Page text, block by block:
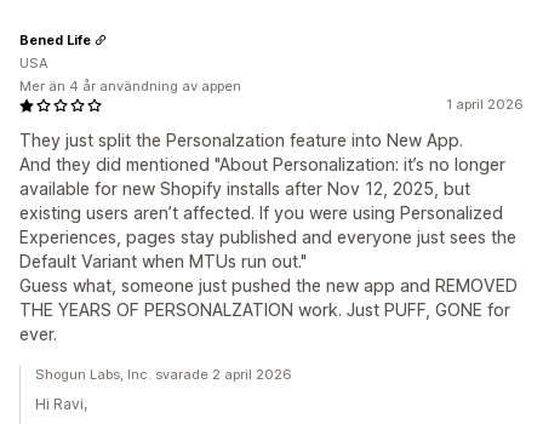
1 april 2026
They just split the Personalzation feature into New App.
And they did mentioned "About Personalization: it’s no longer
available for new Shopify installs after Nov 12, 2025, but
existing users aren’t affected. If you were using Personalized
Experiences, pages stay published and everyone just sees the
Default Variant when MTUs run out."
Guess what, someone just pushed the new app and REMOVED
THE YEARS OF PERSONALZATION work. Just PUFF, GONE for
ever.
Bened Life
USA
Mer än 4 år användning av appen
Shogun Labs, Inc. svarade 2 april 2026
Hi Ravi,